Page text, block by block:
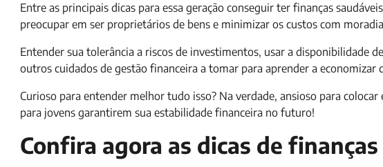
Entre as principais dicas para essa geração conseguir ter finanças
preocupar em ser proprietários de bens e minimizar os custos com
Entender sua tolerância a riscos de investimentos, usar a disponibilidade
outros cuidados de gestão financeira a tomar para aprender a economizar
Curioso para entender melhor tudo isso? Na verdade, ansioso para
para jovens garantirem sua estabilidade financeira no futuro!
Confira agora as dicas de